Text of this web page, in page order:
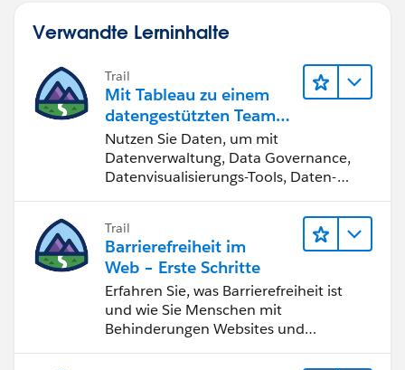
Verwandte Lerninhalte
Trail
Mit Tableau zu einem
datengestützten Team
werden
Nutzen Sie Daten, um mit
Datenverwaltung, Data Governance,
Datenvisualisierungs-Tools, Daten-
bessere Geschäftsergebnisse zu
erzielen.
Trail
Barrierefreiheit im
Web – Erste Schritte
Erfahren Sie, was Barrierefreiheit ist
und wie Sie Menschen mit
Behinderungen Websites und